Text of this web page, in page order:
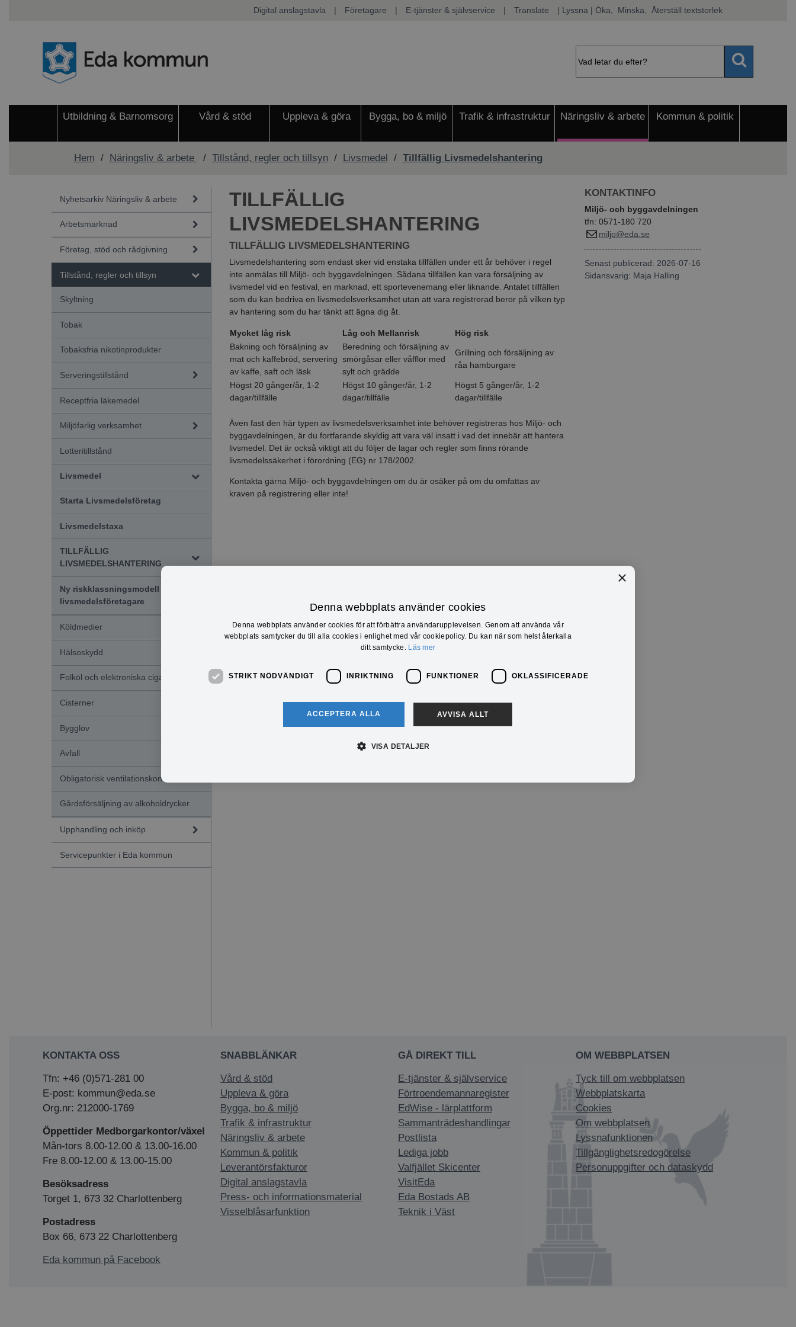
Digital anslagstavla | Företagare | E-tjänster & självservice | Translate | Lyssna | Öka, Minska, Återställ textstorlek
Utbildning & Barnomsorg Vård & stöd Uppleva & göra Bygga, bo & miljö Trafik & infrastruktur Näringsliv & arbete Kommun & politik
Hem / Näringsliv & arbete / Tillstånd, regler och tillsyn / Livsmedel / Tillfällig Livsmedelshantering
Nyhetsarkiv Näringsliv & arbete
Arbetsmarknad
Företag, stöd och rådgivning
Tillstånd, regler och tillsyn
Skyltning
Tobak
Tobaksfria nikotinprodukter
Serveringstillstånd
Receptfria läkemedel
Miljöfarlig verksamhet
Lotteritillstånd
Livsmedel
Starta Livsmedelsföretag
Livsmedelstaxa
TILLFÄLLIG
LIVSMEDELSHANTERING
Ny riskklassningsmodell för
livsmedelsföretagare
Köldmedier
Hälsoskydd
Folköl och elektroniska cigaretter
Cisterner
Bygglov
Avfall
Obligatorisk ventilationskontroll
Gårdsförsäljning av alkoholdrycker
Upphandling och inköp
Servicepunkter i Eda kommun
TILLFÄLLIG
LIVSMEDELSHANTERING
TILLFÄLLIG LIVSMEDELSHANTERING
Livsmedelshantering som endast sker vid enstaka tillfällen under ett år behöver i regel
inte anmälas till Miljö- och byggavdelningen . Sådana tillfällen kan vara försäljning av
livsmedel vid en festival, en marknad, ett sportevenemang eller liknande. Antalet tillfällen
som du kan bedriva en livsmedelsverksamhet utan att vara registrerad beror på vilken typ
av hantering som du har tänkt att ägna dig åt.
Mycket låg risk Låg och Mellanrisk
Hög risk
Bakning och försäljning av
mat och kaffebröd, servering
av kaffe, saft och läsk
Beredning och försäljning av
smörgåsar eller våfflor med
sylt och grädde
Grillning och försäljning av
råa hamburgare
Högst 20 gånger/år, 1-2
dagar/tillfälle
Högst 10 gånger/år, 1-2
dagar/tillfälle
Högst 5 gånger/år, 1-2
dagar/tillfälle
Även fast den här typen av livsmedelsverksamhet inte behöver registreras hos Miljö- och
byggavdelningen , är du fortfarande skyldig att vara väl insatt i vad det innebär att hantera
livsmedel. Det är också viktigt att du följer de lagar och regler som finns rörande
livsmedelssäkerhet i förordning (EG) nr 178/2002.
Kontakta gärna Miljö- och byggavdelningen om du är osäker på om du omfattas av
kraven på registrering eller inte!
KONTAKTINFO
Miljö- och byggavdelningen
tfn: 0571-180 720
miljo@eda.se
Senast publicerad: 2026-07-16
Sidansvarig: Maja Halling
KONTAKTA OSS
Tfn: +46 (0)571-281 00
E-post: kommun@eda.se
Org.nr: 212000-1769
Öppettider Medborgarkontor/växel
Mån-tors 8.00-12.00 & 13.00-16.00
Fre 8.00-12.00 & 13.00-15.00
Besöksadress
Torget 1, 673 32 Charlottenberg
Postadress
Box 66, 673 22 Charlottenberg
Eda kommun på Facebook
SNABBLÄNKAR
Vård & stöd
Uppleva & göra
Bygga, bo & miljö
Trafik & infrastruktur
Näringsliv & arbete
Kommun & politik
Leverantörsfakturor
Digital anslagstavla
Press- och informationsmaterial
Visselblåsarfunktion
GÅ DIREKT TILL
E-tjänster & självservice
Förtroendemannaregister
EdWise - lärplattform
Sammanträdeshandlingar
Postlista
Lediga jobb
Valfjället Skicenter
VisitEda
Eda Bostads AB
Teknik i Väst
OM WEBBPLATSEN
Tyck till om webbplatsen
Webbplatskarta
Cookies
Om webbplatsen
Lyssnafunktionen
Tillgänglighetsredogörelse
Personuppgifter och dataskydd
×
Denna webbplats använder cookies
Denna webbplats använder cookies för att förbättra användarupplevelsen. Genom att använda vår
webbplats samtycker du till alla cookies i enlighet med vår cookiepolicy. Du kan när som helst återkalla
ditt samtycke. Läs mer
STRIKT NÖDVÄNDIGT INRIKTNING FUNKTIONER OKLASSIFICERADE
ACCEPTERA ALLA AVVISA ALLT
VISA DETALJER